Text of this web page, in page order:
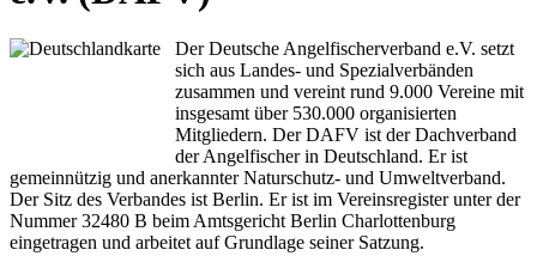
Der Deutsche Angelfischerverband e.V. setzt
sich aus Landes- und Spezialverbänden
zusammen und vereint rund 9.000 Vereine mit
insgesamt über 530.000 organisierten
Mitgliedern. Der DAFV ist der Dachverband
der Angelfischer in Deutschland. Er ist
gemeinnützig und anerkannter Naturschutz- und Umweltverband.
Der Sitz des Verbandes ist Berlin. Er ist im Vereinsregister unter der
Nummer 32480 B beim Amtsgericht Berlin Charlottenburg
eingetragen und arbeitet auf Grundlage seiner Satzung.